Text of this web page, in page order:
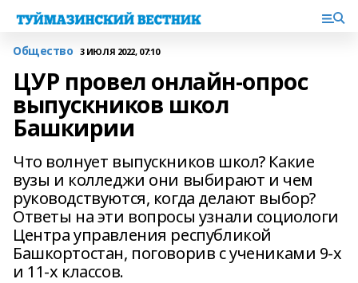
Общество 3 ИЮЛЯ 2022, 07:10
ЦУР провел онлайн-опрос
выпускников школ
Башкирии
Что волнует выпускников школ? Какие
вузы и колледжи они выбирают и чем
руководствуются, когда делают выбор?
Ответы на эти вопросы узнали социологи
Центра управления республикой
Башкортостан, поговорив с учениками 9-х
и 11-х классов.